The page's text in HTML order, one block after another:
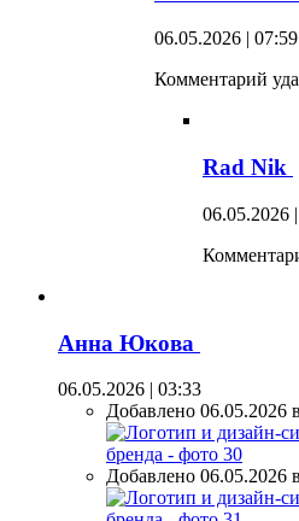
06.05.2026 | 07:59
Комментарий
Rad Nik
06.05.2026
Анна Юкова
06.05.2026 | 03:33
Добавлено 06.05.2026
Добавлено 06.05.2026